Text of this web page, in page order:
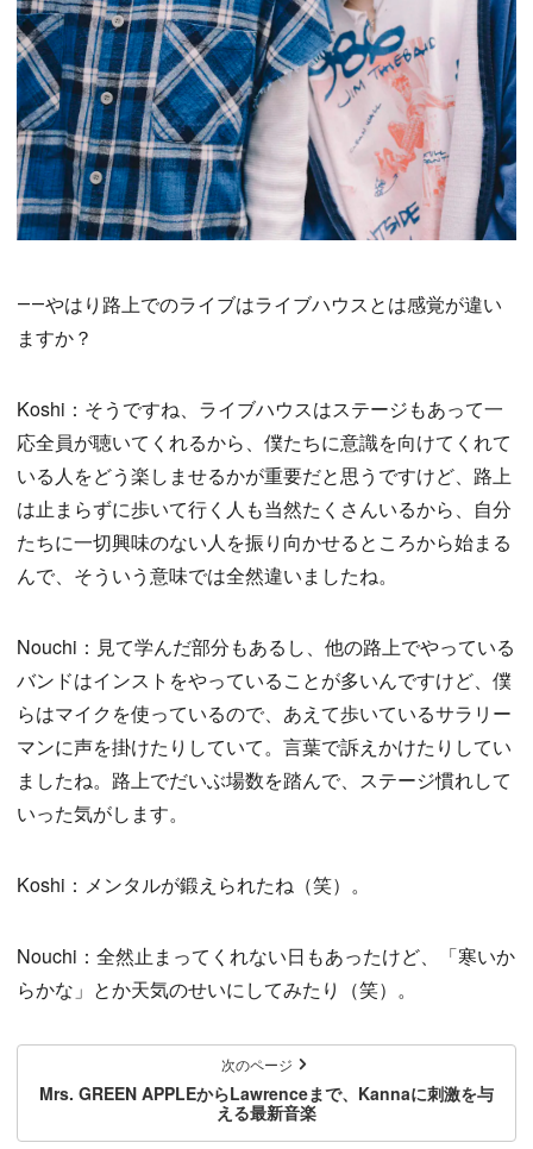
――やはり路上でのライブはライブハウスとは感覚が違い
ますか？
Koshi：そうですね、ライブハウスはステージもあって一
応全員が聴いてくれるから、僕たちに意識を向けてくれて
いる人をどう楽しませるかが重要だと思うですけど、路上
は止まらずに歩いて行く人も当然たくさんいるから、自分
たちに一切興味のない人を振り向かせるところから始まる
んで、そういう意味では全然違いましたね。
Nouchi：見て学んだ部分もあるし、他の路上でやっている
バンドはインストをやっていることが多いんですけど、僕
らはマイクを使っているので、あえて歩いているサラリー
マンに声を掛けたりしていて。言葉で訴えかけたりしてい
ましたね。路上でだいぶ場数を踏んで、ステージ慣れして
いった気がします。
Koshi：メンタルが鍛えられたね（笑）。
Nouchi：全然止まってくれない日もあったけど、「寒いか
らかな」とか天気のせいにしてみたり（笑）。
次のページ
Mrs. GREEN APPLEからLawrenceまで、Kannaに刺激を与
える最新音楽